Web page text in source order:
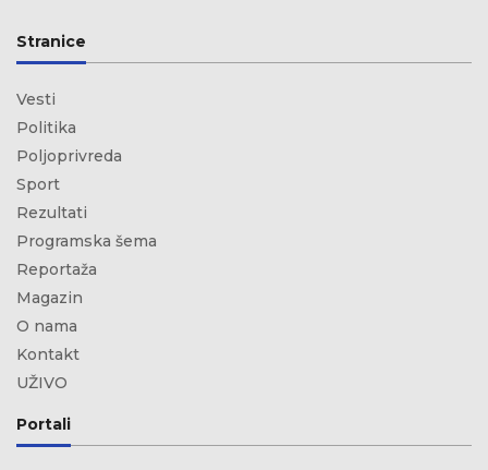
Stranice
Vesti
Politika
Poljoprivreda
Sport
Rezultati
Programska šema
Reportaža
Magazin
O nama
Kontakt
UŽIVO
Portali